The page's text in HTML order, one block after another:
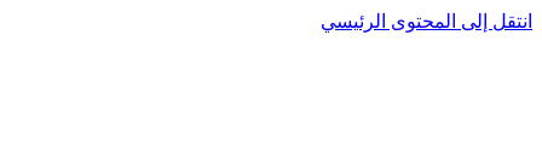
إلى المحتوى الرئيسي